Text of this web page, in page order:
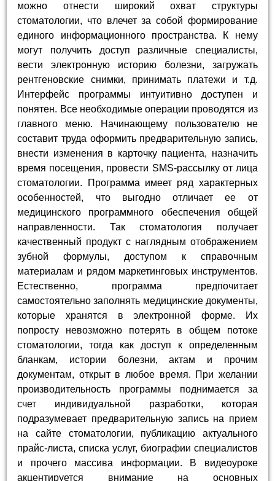
можно отнести широкий охват структуры
стоматологии, что влечет за собой формирование
единого информационного пространства. К нему
могут получить доступ различные специалисты,
вести электронную историю болезни, загружать
рентгеновские снимки, принимать платежи и т.д.
Интерфейс программы интуитивно доступен и
понятен. Все необходимые операции проводятся из
главного меню. Начинающему пользователю не
составит труда оформить предварительную запись,
внести изменения в карточку пациента, назначить
время посещения, провести SMS-рассылку от лица
стоматологии. Программа имеет ряд характерных
особенностей, что выгодно отличает ее от
медицинского программного обеспечения общей
направленности. Так стоматология получает
качественный продукт с наглядным отображением
зубной формулы, доступом к справочным
материалам и рядом маркетинговых инструментов.
Естественно, программа предпочитает
самостоятельно заполнять медицинские документы,
которые хранятся в электронной форме. Их
попросту невозможно потерять в общем потоке
стоматологии, тогда как доступ к определенным
бланкам, истории болезни, актам и прочим
документам, открыт в любое время. При желании
производительность программы поднимается за
счет индивидуальной разработки, которая
подразумевает предварительную запись на прием
на сайте стоматологии, публикацию актуального
прайс-листа, списка услуг, биографии специалистов
и прочего массива информации. В видеоуроке
акцентируется внимание на основных